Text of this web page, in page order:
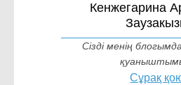
Кенжегарина
Сізді менің
Сұрақ